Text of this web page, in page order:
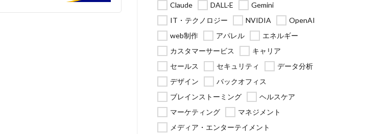
Claude
DALL·E
Gemini
IT・テクノロジー
NVIDIA
OpenAI
web制作
アパレル
エネルギー
カスタマーサービス
キャリア
セールス
セキュリティ
データ分析
デザイン
バックオフィス
ブレインストーミング
ヘルスケア
マーケティング
マネジメント
メディア・エンターテイメント